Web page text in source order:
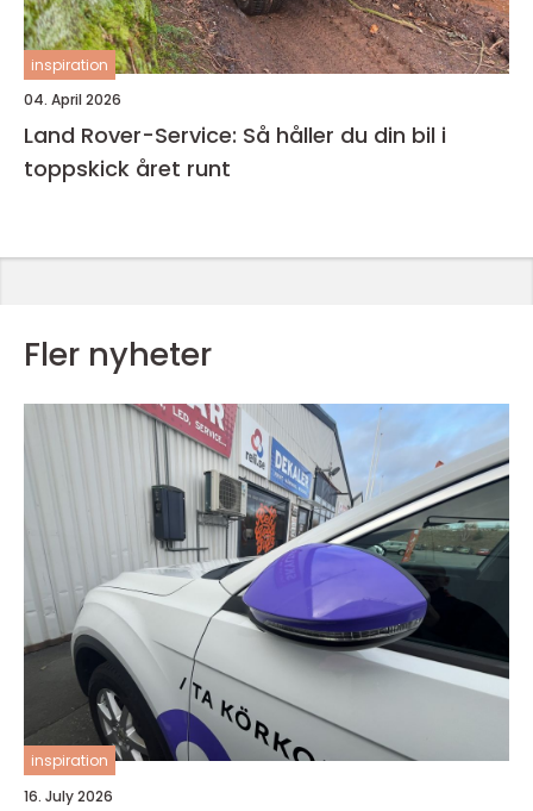
inspiration
04. April 2026
Land Rover-Service: Så håller du din bil i
toppskick året runt
Fler nyheter
inspiration
16. July 2026